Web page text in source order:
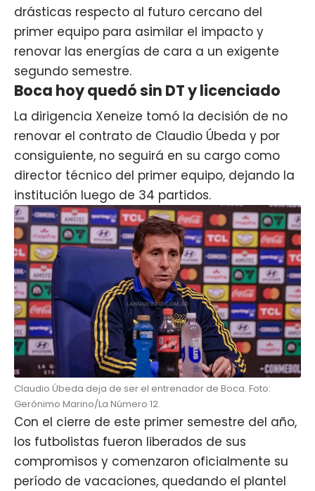
drásticas respecto al futuro cercano del
primer equipo para asimilar el impacto y
renovar las energías de cara a un exigente
segundo semestre.
Boca hoy quedó sin DT y licenciado
La dirigencia Xeneize tomó la decisión de no
renovar el contrato de Claudio Úbeda y por
consiguiente, no seguirá en su cargo como
director técnico del primer equipo, dejando la
institución luego de 34 partidos.
Claudio Úbeda deja de ser el entrenador de Boca. Foto:
Gerónimo Marino/La Número 12.
Con el cierre de este primer semestre del año,
los futbolistas fueron liberados de sus
compromisos y comenzaron oficialmente su
período de vacaciones, quedando el plantel